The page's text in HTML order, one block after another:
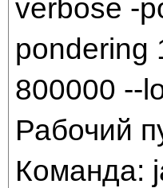
verbose -
pondering
800000 --
Рабочий
Команда: